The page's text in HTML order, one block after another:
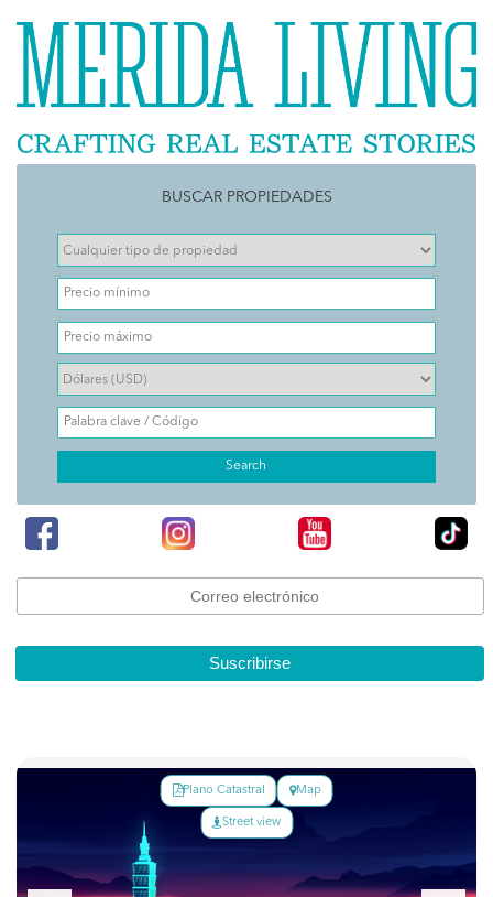
BUSCAR PROPIEDADES
Suscribirse
Plano Catastral Map
Street view